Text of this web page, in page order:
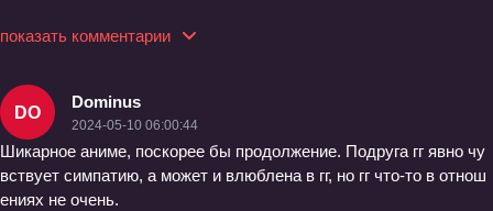
показать комментарии
DO
Dominus
2024-05-10 06:00:44
Шикарное аниме, поскорее бы продолжение. Подруга гг явно чу
вствует симпатию, а может и влюблена в гг, но гг что-то в отнош
ениях не очень.